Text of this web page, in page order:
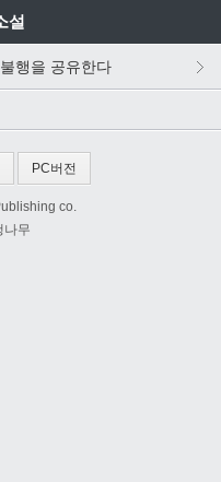
설
행을 공유한다
PC버전
co.
나무